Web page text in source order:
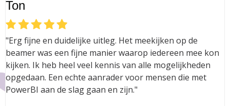
Ton
"Erg fijne en duidelijke uitleg. Het meekijken op de
beamer was een fijne manier waarop iedereen mee kon
kijken. Ik heb heel veel kennis van alle mogelijkheden
opgedaan. Een echte aanrader voor mensen die met
PowerBI aan de slag gaan en zijn."